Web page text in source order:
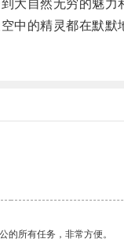
自然无穷的魅力
的精灵都在默默
的所有任务，非常方便。